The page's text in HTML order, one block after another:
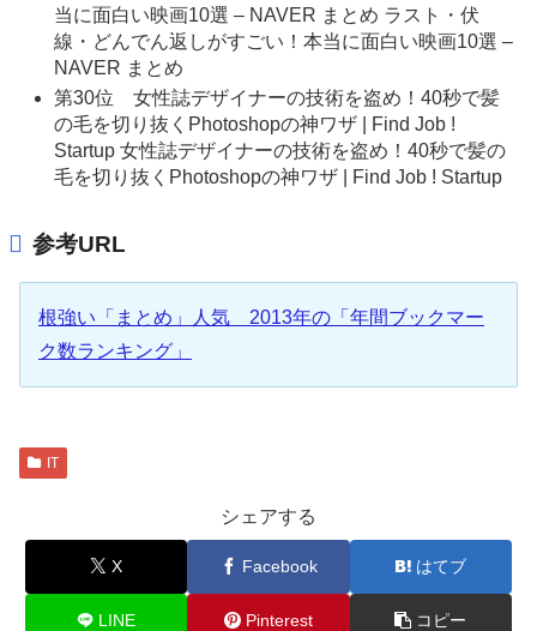
当に面白い映画10選 – NAVER まとめ ラスト・伏
線・どんでん返しがすごい！本当に面白い映画10選 –
NAVER まとめ
第30位 女性誌デザイナーの技術を盗め！40秒で髪
の毛を切り抜くPhotoshopの神ワザ | Find Job !
Startup 女性誌デザイナーの技術を盗め！40秒で髪の
毛を切り抜くPhotoshopの神ワザ | Find Job ! Startup
参考URL
根強い「まとめ」人気 2013年の「年間ブックマー
ク数ランキング」
IT
シェアする
X Facebook はてブ
LINE Pinterest コピー